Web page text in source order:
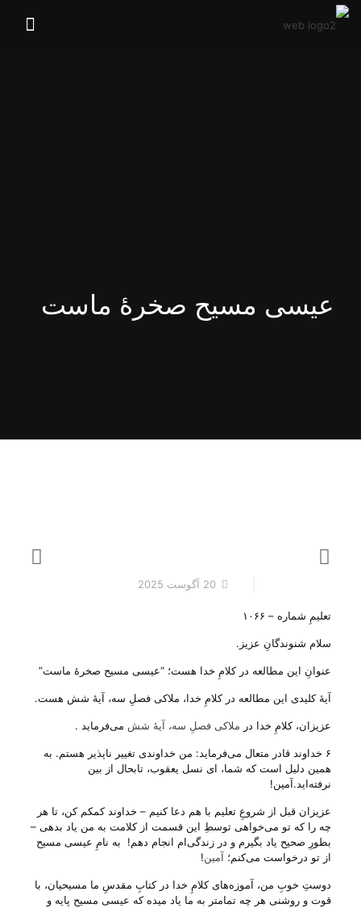
عیسی مسیح صخرهٔ ماست
20 آگوست 2025
تعلیمِ شماره – ۱۰۶۶
سلام شنوندگانِ عزیز.
عنوانِ این مطالعه در کلامِ خدا هست؛ “عیسی مسیح صخرهٔ ماست”
آیهٔ کلیدی این مطالعه در کلامِ خدا، ملاکی فصلِ سه، آیهٔ شش هست.
عزیزان، کلامِ خدا در ملاکی فصلِ سه، آیهٔ شش می‌‌فرماید .
۶ خداوند قادر متعال می‌فرماید: من خداوندی تغییر ناپذیر هستم. به
همین دلیل است که شما، ای نسل یعقوب، تابحال از بین
نرفته‌اید.آمین!
عزیزان قبل از شروعِ تعلیم با هم دعا کنیم – خداوند کمکم کن، تا هر
چه را که تو می‌‌خواهی توسطِ این قسمت از کلامت به من یاد بدهی –
بطورِ صحیح یاد بگیرم و در زندگی‌ام انجام دهم! به نامِ عیسی مسیح
از تو درخواست می‌‌کنم؛ آمین!
دوستِ خوبِ من، آموزه‌های کلامِ خدا در کتابِ مقدسِ ما مسیحیان، با
قوت و روشنی هر چه تمامتر به ما یاد میده که عیسی مسیح پایه و